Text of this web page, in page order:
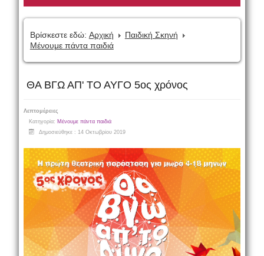
Βρίσκεστε εδώ: Αρχική
Παιδική Σκηνή
Μένουμε πάντα παιδιά
ΘΑ ΒΓΩ ΑΠ' ΤΟ ΑΥΓΟ 5ος χρόνος
Λεπτομέρειες
Κατηγορία: Μένουμε πάντα παιδιά
Δημοσιεύθηκε : 14 Οκτωβρίου 2019